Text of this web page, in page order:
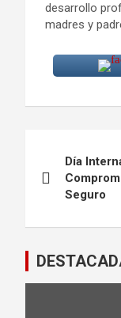
desarrollo
madres y
de
entradas
Día
Seguro